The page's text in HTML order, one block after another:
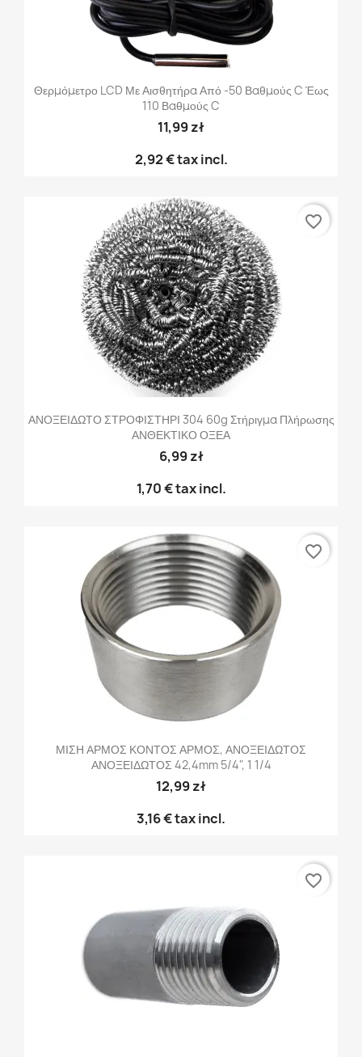
Θερμόμετρο LCD Με Αισθητήρα Από -50 Βαθμούς C Έως
110 Βαθμούς C
11,99 zł
2,92 €tax incl.
ΑΝΟΞΕΙΔΩΤΟ ΣΤΡΟΦΙΣΤΗΡΙ 304 60g Στήριγμα Πλήρωσης
ΑΝΘΕΚΤΙΚΟ ΟΞΕΑ
6,99 zł
1,70 €tax incl.
favorite_border
ΜΙΣΗ ΑΡΜΟΣ ΚΟΝΤΟΣ ΑΡΜΟΣ, ΑΝΟΞΕΙΔΩΤΟΣ
ΑΝΟΞΕΙΔΩΤΟΣ 42,4mm 5/4", 1 1/4
12,99 zł
3,16 €tax incl.
favorite_border
favorite_border